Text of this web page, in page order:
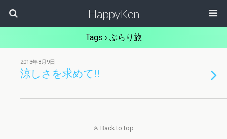
HappyKen
Tags › ぶらり旅
2013年8月9日
涼しさを求めて!!
Back to top